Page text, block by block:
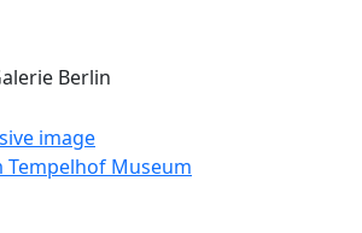
Berlin
Tempelhof Museum